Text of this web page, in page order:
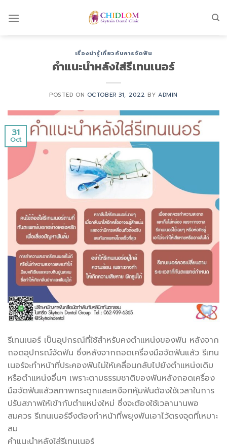
เรื่องน่ารู้เกี่ยวกับการจัดฟัน
คำแนะนำหลังใส่รีเทนเนอร์
POSTED ON OCTOBER 31, 2022 BY ADMIN
31
Oct
รีเทนเนอร์ เป็นอุปกรณ์ที่ใช้สำหรับคงตำแหน่งของฟัน หลังจาก
ถอดอุปกรณ์จัดฟัน ซึ่งหลังจากถอดเครื่องมือจัดฟันแล้ว รีเทน
เนอร์จะทำหน้าที่ประคองฟันไม่ให้เคลื่อนกลับไปยังตำแหน่งเดิม
หรือตำแหน่งอื่นๆ เพราะตามธรรมชาติของฟันหลังถอดเครื่อง
มือจัดฟันแล้วสภาพกระดูกและเหงือกหุ้มฟันต้องใช้เวลาในการ
ปรับสภาพให้เข้ากับตำแหน่งใหม่ ซึ่งจะต้องใช้เวลานานพอ
สมควร รีเทนเนอร์จึงต้องทำหน้าที่พยุงฟันเอาไว้ตรงจุดที่เหมาะ
สม
คำแนะนำหลังใส่รีเทนเนอร์